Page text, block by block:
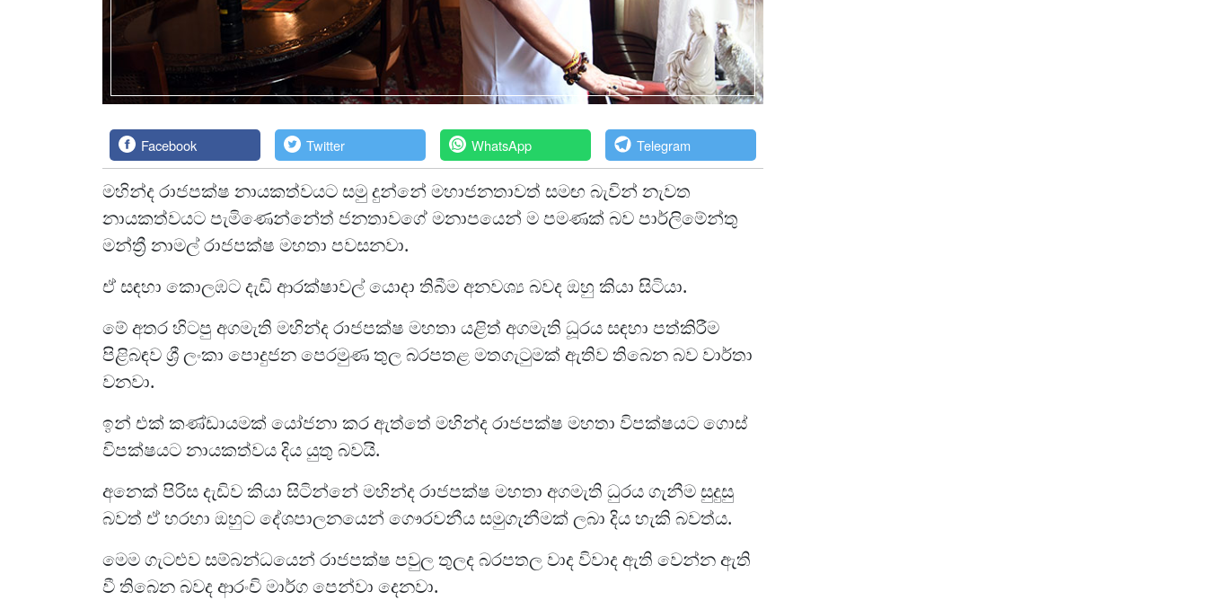
Facebook Twitter WhatsApp Telegram
මහින්ද රාජපක්ෂ නායකත්වයට සමු දුන්නේ මහාජනතාවත් සමඟ බැවින් නැවත
නායකත්වයට පැමිණෙන්නේත් ජනතාවගේ මනාපයෙන් ම පමණක් බව පාර්ලිමේන්තු
මන්ත්‍රී නාමල් රාජපක්ෂ මහතා පවසනවා.
ඒ සඳහා කොලඹට දැඩි ආරක්ෂාවල් යොදා තිබීම අනවශ්‍ය බවද ඔහු කියා සිටියා.
මේ අතර හිටපු අගමැති මහින්ද රාජපක්ෂ මහතා යළිත් අගමැති ධූරය සඳහා පත්කිරීම
පිළිබඳව ශ්‍රී ලංකා පොදුජන පෙරමුණ තුල බරපතළ මතගැටුමක් ඇතිව තිබෙන බව වාර්තා
වනවා.
ඉන් එක් කණ්ඩායමක් යෝජනා කර ඇත්තේ මහින්ද රාජපක්ෂ මහතා විපක්ෂයට ගොස්
විපක්ෂයට නායකත්වය දිය යුතු බවයි.
අනෙක් පිරිස දැඩිව කියා සිටින්නේ මහින්ද රාජපක්ෂ මහතා අගමැති ධුරය ගැනීම සුදුසු
බවත් ඒ හරහා ඔහුට දේශපාලනයෙන් ගෞරවනීය සමුගැනීමක් ලබා දිය හැකි බවත්ය.
මෙම ගැටළුව සම්බන්ධයෙන් රාජපක්ෂ පවුල තුලද බරපතල වාද විවාද ඇති වෙන්න ඇති
වී තිබෙන බවද ආරංචි මාර්ග පෙන්වා දෙනවා.